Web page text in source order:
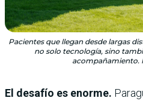
Pacientes que llegan desde largas
no solo tecnología, sino
acompañamiento.
El desafío es enorme.